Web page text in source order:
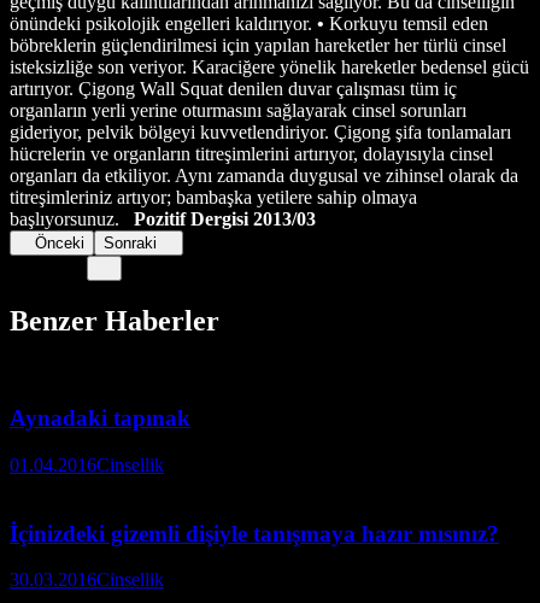
önündeki psikolojik engelleri kaldırıyor. • Korkuyu temsil eden
böbreklerin güçlendirilmesi için yapılan hareketler her türlü cinsel
isteksizliğe son veriyor. Karaciğere yönelik hareketler bedensel gücü
artırıyor. Çigong Wall Squat denilen duvar çalışması tüm iç
organların yerli yerine oturmasını sağlayarak cinsel sorunları
gideriyor, pelvik bölgeyi kuvvetlendiriyor. Çigong şifa tonlamaları
hücrelerin ve organların titreşimlerini artırıyor, dolayısıyla cinsel
organları da etkiliyor. Aynı zamanda duygusal ve zihinsel olarak da
titreşimleriniz artıyor; bambaşka yetilere sahip olmaya
başlıyorsunuz. Pozitif Dergisi 2013/03
Önceki Sonraki
Benzer Haberler
Aynadaki tapınak
01.04.2016Cinsellik
İçinizdeki gizemli dişiyle tanışmaya hazır mısınız?
30.03.2016Cinsellik